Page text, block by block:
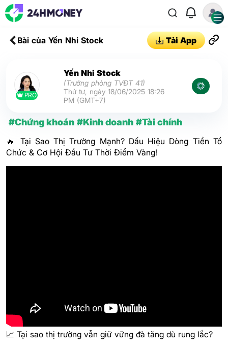
Bài của Yến Nhi Stock Tải App
PRO
Yến Nhi Stock
(Trưởng phòng TVĐT 41)
Thứ tư, ngày 18/06/2025 18:26
PM (GMT+7)
#Chứng khoán #Kinh doanh #Tài chính
🔥 Tại Sao Thị Trường Mạnh? Dấu Hiệu Dòng Tiền Tổ
Chức & Cơ Hội Đầu Tư Thời Điểm Vàng!
📈 Tại sao thị trường vẫn giữ vững đà tăng dù rung lắc?